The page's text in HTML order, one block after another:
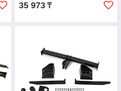
35 973 ₸